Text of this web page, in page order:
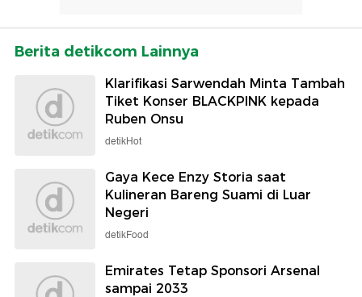
Berita detikcom Lainnya
Klarifikasi Sarwendah Minta Tambah
Tiket Konser BLACKPINK kepada
Ruben Onsu
detikHot
Gaya Kece Enzy Storia saat
Kulineran Bareng Suami di Luar
Negeri
detikFood
Emirates Tetap Sponsori Arsenal
sampai 2033